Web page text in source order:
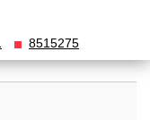
8515275